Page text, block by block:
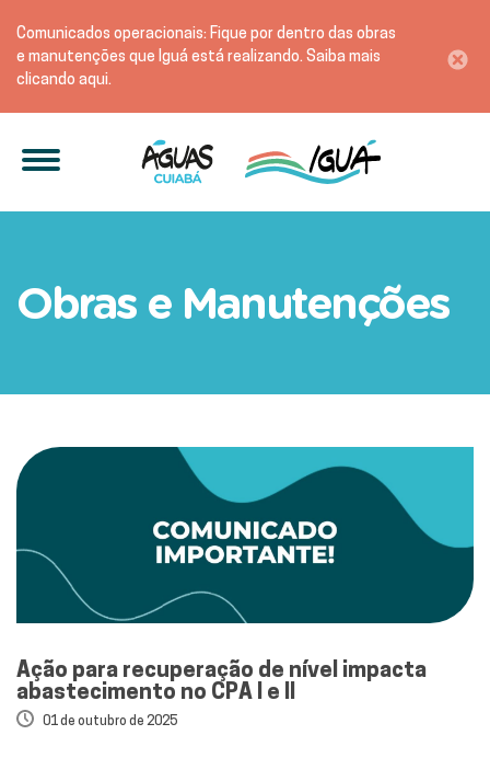
Comunicados operacionais: Fique por dentro das obras
e manutenções que Iguá está realizando. Saiba mais
clicando aqui.
Obras e Manutenções
Ação para recuperação de nível impacta
abastecimento no CPA I e II
01 de outubro de 2025